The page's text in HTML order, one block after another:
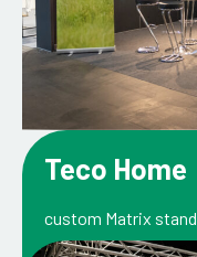
Teco Home
custom Matrix stand